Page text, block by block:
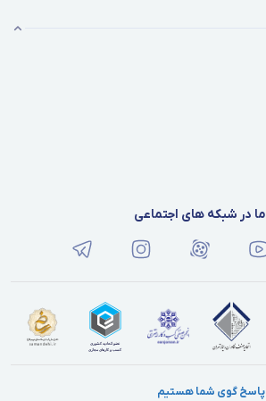
ما در شبکه های اجتماعی
پاسخ گوی شما هستیم